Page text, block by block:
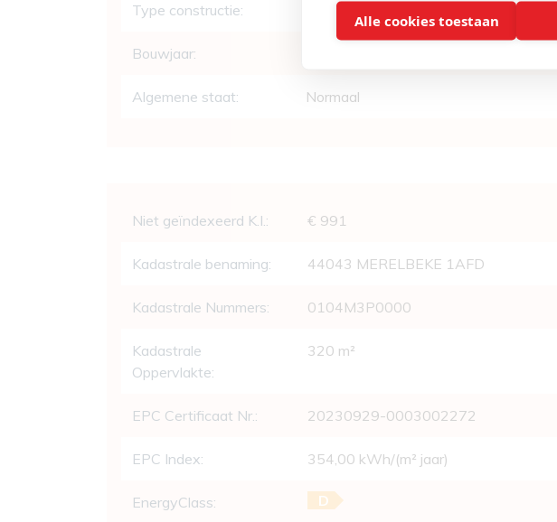
Type constructie: Traditioneel
Bouwjaar:
Algemene staat: Normaal
Wettelijke gegevens
Niet geïndexeerd K.I.: € 991
Kadastrale benaming: 44043 MERELBEKE 1AFD
Kadastrale Nummers: 0104M3P0000
Kadastrale
Oppervlakte:
320 m²
EPC Certificaat Nr.: 20230929-0003002272
EPC Index: 354,00 kWh/(m² jaar)
EnergyClass: D
Alle cookies toestaan